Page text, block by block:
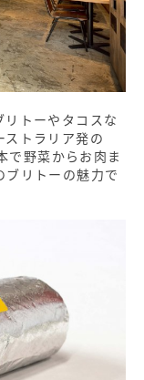
トーやタコスな
トラリア発の
で野菜からお肉ま
リトーの魅力で